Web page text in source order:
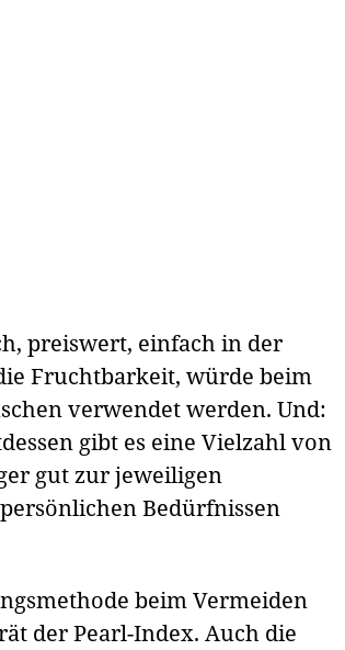
preiswert, einfach in der
Fruchtbarkeit, würde beim
verwendet werden. Und:
gibt es eine Vielzahl von
gut zur jeweiligen
Bedürfnissen
beim Vermeiden
der Pearl-Index. Auch die